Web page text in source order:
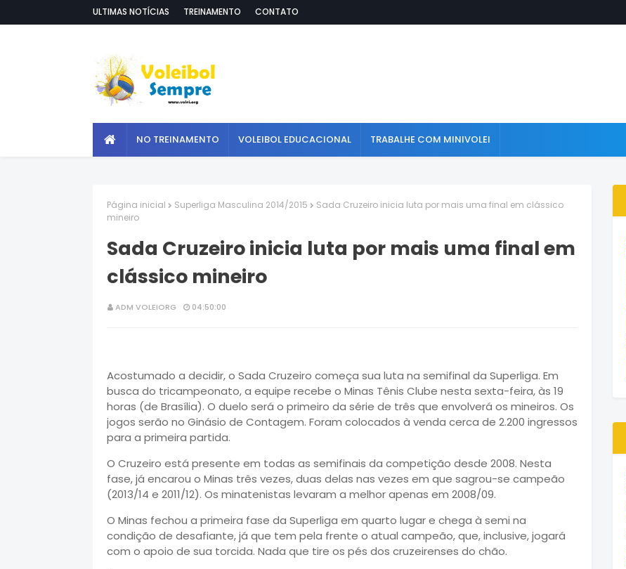
ULTIMAS NOTÍCIAS TREINAMENTO CONTATO
NO TREINAMENTO VOLEIBOL EDUCACIONAL TRABALHE COM MINIVOLEI
Página inicial Superliga Masculina 2014/2015
Sada Cruzeiro inicia luta por mais uma final em clássico
mineiro
Sada Cruzeiro inicia luta por mais uma final em
clássico mineiro
ADM VOLEIORG 04:50:00
Acostumado a decidir, o Sada Cruzeiro começa sua luta na semifinal da Superliga. Em
busca do tricampeonato, a equipe recebe o Minas Tênis Clube nesta sexta-feira, às 19
horas (de Brasília). O duelo será o primeiro da série de três que envolverá os mineiros. Os
jogos serão no Ginásio de Contagem. Foram colocados à venda cerca de 2.200 ingressos
para a primeira partida.
O Cruzeiro está presente em todas as semifinais da competição desde 2008. Nesta
fase, já encarou o Minas três vezes, duas delas nas vezes em que sagrou-se campeão
(2013/14 e 2011/12). Os minatenistas levaram a melhor apenas em 2008/09.
O Minas fechou a primeira fase da Superliga em quarto lugar e chega à semi na
condição de desafiante, já que tem pela frente o atual campeão, que, inclusive, jogará
com o apoio de sua torcida. Nada que tire os pés dos cruzeirenses do chão.